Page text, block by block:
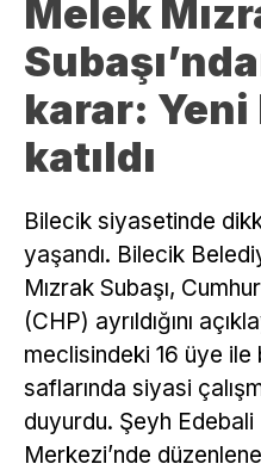
Melek
karar: Yeni
katıldı
Bilecik siyasetinde
yaşandı. Bilecik
Mızrak Subaşı,
(CHP) ayrıldığını
meclisindeki 16 üye ile
saflarında siyasi
duyurdu. Şeyh
Merkezi’nde